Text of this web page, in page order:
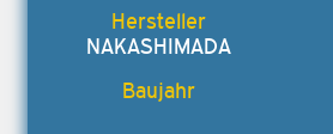
NAKASHIMADA